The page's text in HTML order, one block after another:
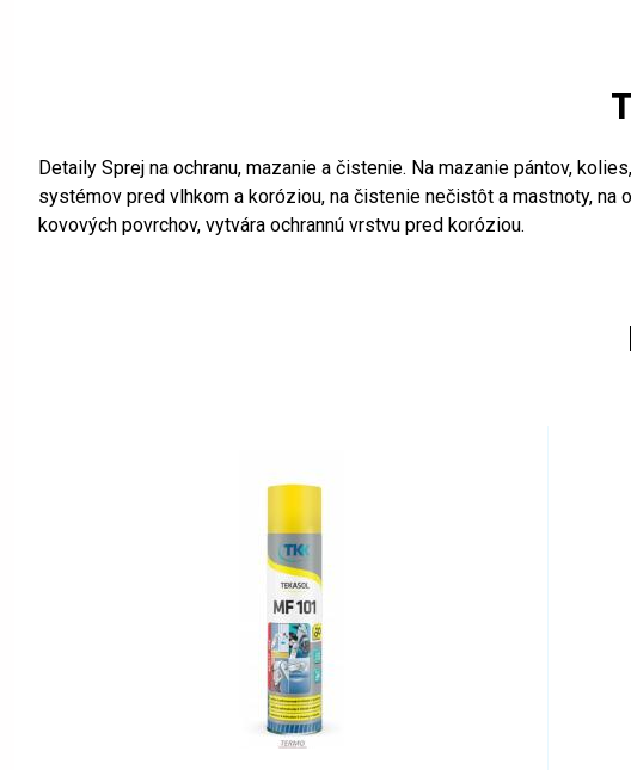
Detaily Sprej na ochranu, mazanie a čistenie. Na mazanie pántov,
systémov pred vlhkom a koróziou, na čistenie nečistôt a mastnoty,
kovových povrchov, vytvára ochrannú vrstvu pred koróziou.